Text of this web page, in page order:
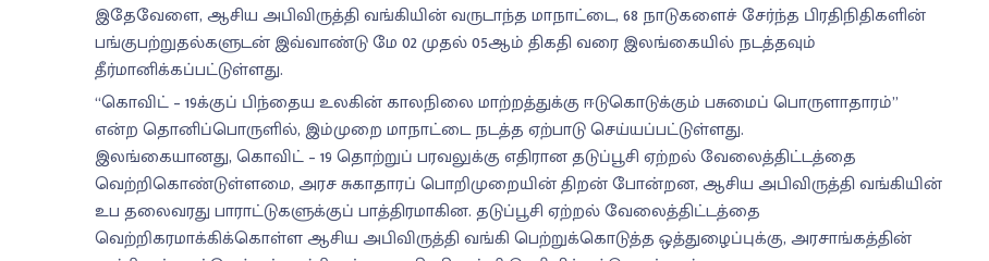
இதேவேளை, ஆசிய அபிவிருத்தி வங்கியின் வருடாந்த மாநாட்டை, 68 நாடுகளைச் சேர்ந்த பிரதிநிதிகளின்
பங்குபற்றுதல்களுடன் இவ்வாண்டு மே 02 முதல் 05ஆம் திகதி வரை இலங்கையில் நடத்தவும்
தீர்மானிக்கப்பட்டுள்ளது.
“கொவிட் – 19க்குப் பிந்தைய உலகின் காலநிலை மாற்றத்துக்கு ஈடுகொடுக்கும் பசுமைப் பொருளாதாரம்”
என்ற தொனிப்பொருளில், இம்முறை மாநாட்டை நடத்த ஏற்பாடு செய்யப்பட்டுள்ளது.
இலங்கையானது, கொவிட் – 19 தொற்றுப் பரவலுக்கு எதிரான தடுப்பூசி ஏற்றல் வேலைத்திட்டத்தை
வெற்றிகொண்டுள்ளமை, அரச சுகாதாரப் பொறிமுறையின் திறன் போன்றன, ஆசிய அபிவிருத்தி வங்கியின்
உப தலைவரது பாராட்டுகளுக்குப் பாத்திரமாகின. தடுப்பூசி ஏற்றல் வேலைத்திட்டத்தை
வெற்றிகரமாக்கிக்கொள்ள ஆசிய அபிவிருத்தி வங்கி பெற்றுக்கொடுத்த ஒத்துழைப்புக்கு, அரசாங்கத்தின்